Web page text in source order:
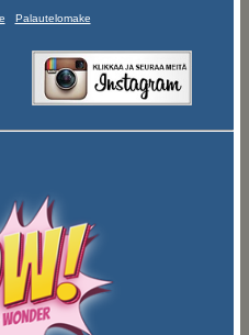
Palautelomake